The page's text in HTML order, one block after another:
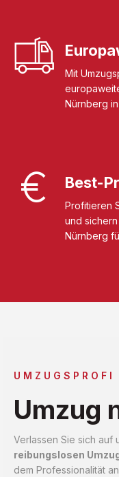
Mit
Nürnberg
Best-
Profitieren
und
Nürnberg
UMZUGSPROFI
Umzug
Verlassen Sie sich auf
reibungslosen
dem Professionalität